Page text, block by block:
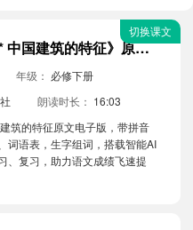
必修下册语文《8* 中国建筑的特征》原文电子版带拼音朗读音频
年级： 必修下册
朗读时长： 16:03
筑的特征原文电子版，带拼音
词语表，生字组词，搭载智能AI
、复习，助力语文成绩飞速提
切换课文